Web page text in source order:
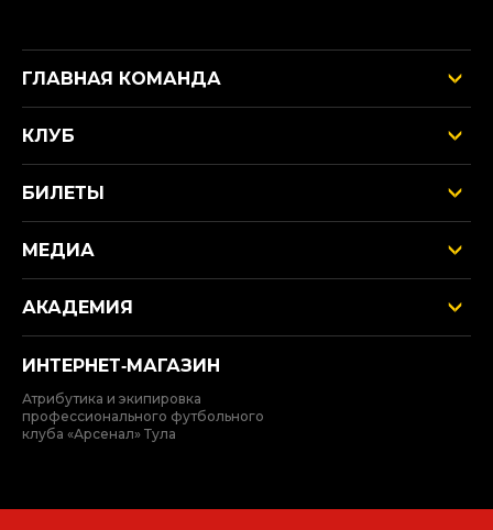
ГЛАВНАЯ КОМАНДА
КЛУБ
БИЛЕТЫ
МЕДИА
АКАДЕМИЯ
ИНТЕРНЕТ‑МАГАЗИН
Атрибутика и экипировка
профессионального футбольного
клуба «Арсенал» Тула